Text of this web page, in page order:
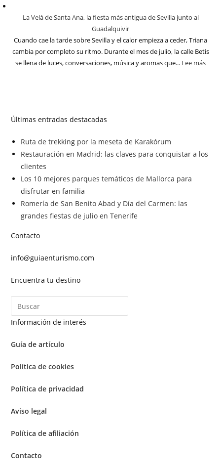
La Velá de Santa Ana, la fiesta más antigua de Sevilla junto al
Guadalquivir
Cuando cae la tarde sobre Sevilla y el calor empieza a ceder, Triana
cambia por completo su ritmo. Durante el mes de julio, la calle Betis
se llena de luces, conversaciones, música y aromas que... Lee más
Últimas entradas destacadas
Ruta de trekking por la meseta de Karakórum
Restauración en Madrid: las claves para conquistar a los
clientes
Los 10 mejores parques temáticos de Mallorca para
disfrutar en familia
Romería de San Benito Abad y Día del Carmen: las
grandes fiestas de julio en Tenerife
Contacto
info@guiaenturismo.com
Encuentra tu destino
Información de interés
Guía de artículo
Política de cookies
Política de privacidad
Aviso legal
Política de afiliación
Contacto